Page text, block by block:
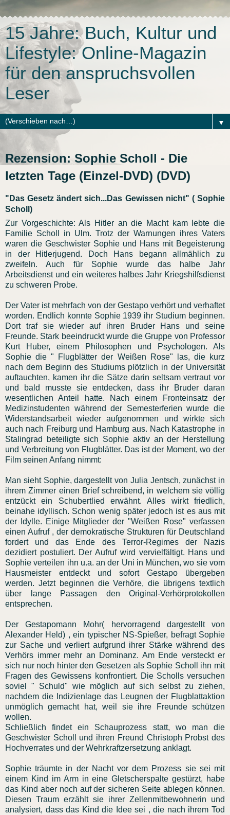
15 Jahre: Buch, Kultur und
Lifestyle: Online-Magazin
für den anspruchsvollen
Leser
▼
Rezension: Sophie Scholl - Die
letzten Tage (Einzel-DVD) (DVD)
"Das Gesetz ändert sich...Das Gewissen nicht" ( Sophie
Scholl)
Zur Vorgeschichte: Als Hitler an die Macht kam lebte die
Familie Scholl in Ulm. Trotz der Warnungen ihres Vaters
waren die Geschwister Sophie und Hans mit Begeisterung
in der Hitlerjugend. Doch Hans begann allmählich zu
zweifeln. Auch für Sophie wurde das halbe Jahr
Arbeitsdienst und ein weiteres halbes Jahr Kriegshilfsdienst
zu schweren Probe.
Der Vater ist mehrfach von der Gestapo verhört und verhaftet
worden. Endlich konnte Sophie 1939 ihr Studium beginnen.
Dort traf sie wieder auf ihren Bruder Hans und seine
Freunde. Stark beeindruckt wurde die Gruppe von Professor
Kurt Huber, einem Philosophen und Psychologen. Als
Sophie die " Flugblätter der Weißen Rose" las, die kurz
nach dem Beginn des Studiums plötzlich in der Universität
auftauchten, kamen ihr die Sätze darin seltsam vertraut vor
und bald musste sie entdecken, dass ihr Bruder daran
wesentlichen Anteil hatte. Nach einem Fronteinsatz der
Medizinstudenten während der Semesterferien wurde die
Widerstandsarbeit wieder aufgenommen und wirkte sich
auch nach Freiburg und Hamburg aus. Nach Katastrophe in
Stalingrad beteiligte sich Sophie aktiv an der Herstellung
und Verbreitung von Flugblätter. Das ist der Moment, wo der
Film seinen Anfang nimmt:
Man sieht Sophie, dargestellt von Julia Jentsch, zunächst in
ihrem Zimmer einen Brief schreibend, in welchem sie völlig
entzückt ein Schubertlied erwähnt. Alles wirkt friedlich,
beinahe idyllisch. Schon wenig später jedoch ist es aus mit
der Idylle. Einige Mitglieder der "Weißen Rose" verfassen
einen Aufruf , der demokratische Strukturen für Deutschland
fordert und das Ende des Terror-Regimes der Nazis
dezidiert postuliert. Der Aufruf wird vervielfältigt. Hans und
Sophie verteilen ihn u.a. an der Uni in München, wo sie vom
Hausmeister entdeckt und sofort Gestapo übergeben
werden. Jetzt beginnen die Verhöre, die übrigens textlich
über lange Passagen den Original-Verhörprotokollen
entsprechen.
Der Gestapomann Mohr( hervorragend dargestellt von
Alexander Held) , ein typischer NS-Spießer, befragt Sophie
zur Sache und verliert aufgrund ihrer Stärke während des
Verhörs immer mehr an Dominanz. Am Ende versteckt er
sich nur noch hinter den Gesetzen als Sophie Scholl ihn mit
Fragen des Gewissens konfrontiert. Die Scholls versuchen
soviel " Schuld" wie möglich auf sich selbst zu ziehen,
nachdem die Indizienlage das Leugnen der Flugblattaktion
unmöglich gemacht hat, weil sie ihre Freunde schützen
wollen.
Schließlich findet ein Schauprozess statt, wo man die
Geschwister Scholl und ihren Freund Christoph Probst des
Hochverrates und der Wehrkraftzersetzung anklagt.
Sophie träumte in der Nacht vor dem Prozess sie sei mit
einem Kind im Arm in eine Gletscherspalte gestürzt, habe
das Kind aber noch auf der sicheren Seite ablegen können.
Diesen Traum erzählt sie ihrer Zellenmitbewohnerin und
analysiert, dass das Kind die Idee sei , die nach ihrem Tod